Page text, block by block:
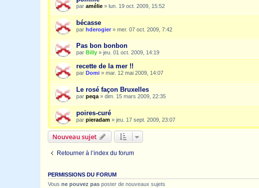
par amélie » lun. 19 oct. 2009, 15:52
bécasse
par hderogier » mer. 07 oct. 2009, 7:42
Pas bon bonbon
par Billy » jeu. 01 oct. 2009, 14:19
recette de la mer !!
par Domi » mar. 12 mai 2009, 14:07
Le rosé façon Bruxelles
par peqa » dim. 15 mars 2009, 22:35
poires-curé
par pieradam » jeu. 17 sept. 2009, 23:07
Nouveau sujet
Retourner à l’index du forum
PERMISSIONS DU FORUM
Vous ne pouvez pas poster de nouveaux sujets